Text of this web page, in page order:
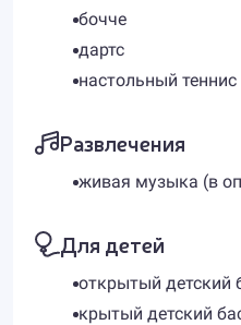
бочче
дартс
настольный теннис
Развлечения
живая музыка (в
Для детей
открытый детский
крытый детский